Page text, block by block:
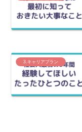
3.キャリアプラン